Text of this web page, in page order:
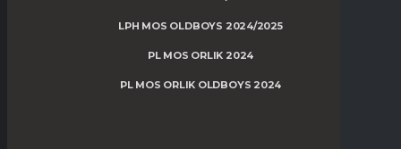
LPH MOS OLDBOYS 2024/2025
PL MOS ORLIK 2024
PL MOS ORLIK OLDBOYS 2024